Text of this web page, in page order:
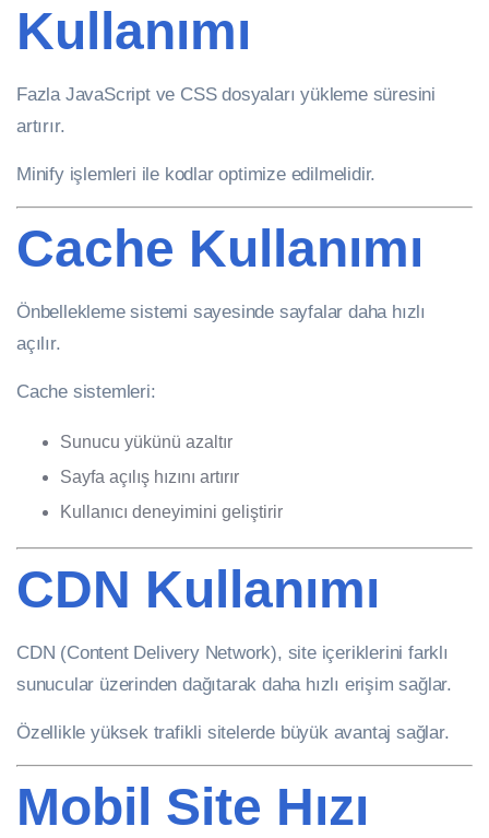
Kullanımı
Fazla JavaScript ve CSS dosyaları yükleme süresini
artırır.
Minify işlemleri ile kodlar optimize edilmelidir.
Cache Kullanımı
Önbellekleme sistemi sayesinde sayfalar daha hızlı
açılır.
Cache sistemleri:
Sunucu yükünü azaltır
Sayfa açılış hızını artırır
Kullanıcı deneyimini geliştirir
CDN Kullanımı
CDN (Content Delivery Network), site içeriklerini farklı
sunucular üzerinden dağıtarak daha hızlı erişim sağlar.
Özellikle yüksek trafikli sitelerde büyük avantaj sağlar.
Mobil Site Hızı